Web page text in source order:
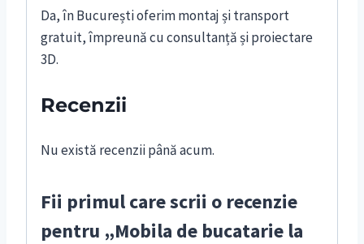
Da, în București oferim montaj și transport
gratuit, împreună cu consultanță și proiectare
3D.
Recenzii
Nu există recenzii până acum.
Fii primul care scrii o recenzie
pentru „Mobila de bucatarie la